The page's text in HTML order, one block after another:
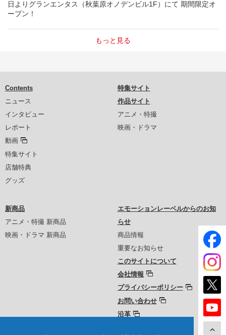
日よりグランエンタス（秋葉原オノデンビル1F）にて 期間限定オ
ープン！
もっと見る
Contents
ニュース
インタビュー
レポート
動画
特集サイト
店舗特典
グッズ
特集サイト
作品サイト
アニメ・特撮
映画・ドラマ
新商品
アニメ・特撮 新商品
映画・ドラマ 新商品
エモーションレーベルからのお知
らせ
商品情報
重要なお知らせ
このサイトについて
会社情報
プライバシーポリシー
お問い合わせ
沿革